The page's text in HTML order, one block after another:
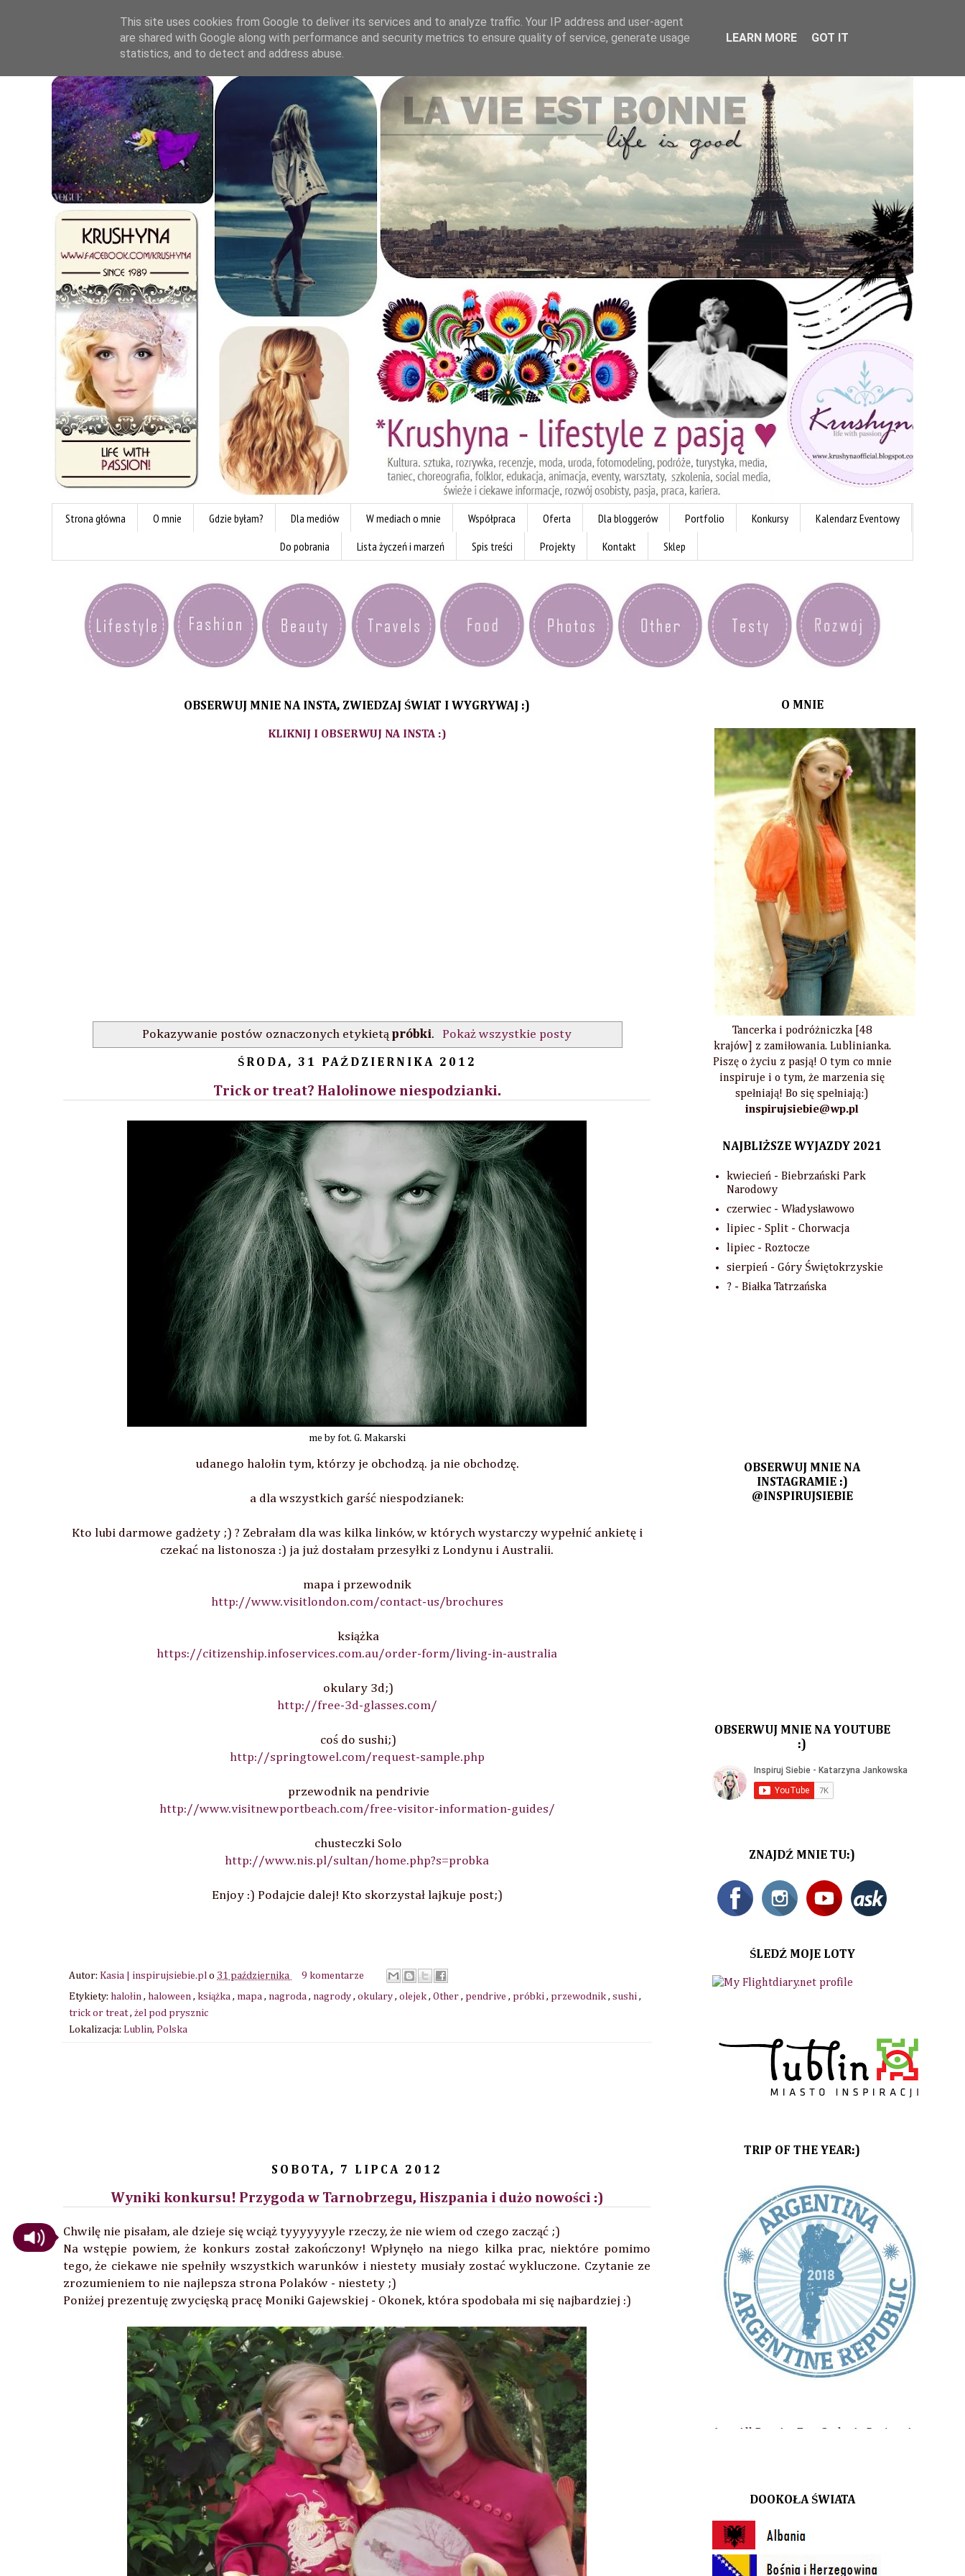
.
Strona główna O mnie Gdzie byłam? Dla mediów W mediach o mnie Współpraca Oferta Dla bloggerów Portfolio Konkursy
Kalendarz Eventowy
Do pobrania
Lista życzeń i marzeń Spis treści Projekty Kontakt Sklep
OBSERWUJ MNIE NA INSTA, ZWIEDZAJ ŚWIAT I WYGRYWAJ :)
KLIKNIJ I OBSERWUJ NA INSTA :)
Pokazywanie postów oznaczonych etykietą próbki. Pokaż wszystkie posty
ŚRODA, 31 PAŹDZIERNIKA 2012
Trick or treat? Halołinowe niespodzianki.
me by fot. G. Makarski
udanego halołin tym, którzy je obchodzą. ja nie obchodzę.
a dla wszystkich garść niespodzianek:
Kto lubi darmowe gadżety ;) ? Zebrałam dla was kilka linków, w których wystarczy wypełnić ankietę i
czekać na listonosza :) ja już dostałam przesyłki z Londynu i Australii.
mapa i przewodnik
http://www.visitlondon.com/contact-us/brochures
książka
https://citizenship.infoservices.com.au/order-form/living-in-australia
okulary 3d;)
http://free-3d-glasses.com/
coś do sushi;)
http://springtowel.com/request-sample.php
przewodnik na pendrivie
http://www.visitnewportbeach.com/free-visitor-information-guides/
chusteczki Solo
http://www.nis.pl/sultan/home.php?s=probka
Enjoy :) Podajcie dalej! Kto skorzystał lajkuje post;)
Autor: Kasia | inspirujsiebie.pl o 31 października 9 komentarze
Etykiety: halołin , haloween , książka , mapa , nagroda , nagrody , okulary , olejek , Other , pendrive , próbki , przewodnik , sushi ,
trick or treat, żel pod prysznic
Lokalizacja: Lublin, Polska
SOBOTA, 7 LIPCA 2012
Wyniki konkursu! Przygoda w Tarnobrzegu, Hiszpania i dużo nowości :)
Chwilę nie pisałam, ale dzieje się wciąż tyyyyyyyle rzeczy, że nie wiem od czego zacząć ;)
Na wstępie powiem, że konkurs został zakończony! Wpłynęło na niego kilka prac, niektóre pomimo
tego, że ciekawe nie spełniły wszystkich warunków i niestety musiały zostać wykluczone. Czytanie ze
zrozumieniem to nie najlepsza strona Polaków - niestety ;)
Poniżej prezentuję zwycięską pracę Moniki Gajewskiej - Okonek, która spodobała mi się najbardziej :)
O MNIE
Tancerka i podróżniczka [48
krajów] z zamiłowania. Lublinianka.
Piszę o życiu z pasją! O tym co mnie
inspiruje i o tym, że marzenia się
spełniają! Bo się spełniają:)
inspirujsiebie@wp.pl
NAJBLIŻSZE WYJAZDY 2021
kwiecień - Biebrzański Park
Narodowy
czerwiec - Władysławowo
lipiec - Split - Chorwacja
lipiec - Roztocze
sierpień - Góry Świętokrzyskie
? - Białka Tatrzańska
OBSERWUJ MNIE NA
INSTAGRAMIE :)
@INSPIRUJSIEBIE
OBSERWUJ MNIE NA YOUTUBE
:)
ZNAJDŹ MNIE TU:)
ŚLEDŹ MOJE LOTY
TRIP OF THE YEAR:)
Firmy i osoby z którymi współpracowałam: All Bag, AnaEme Style, At Design, Aqua Lublin, Arena Lublin,
DOOKOŁA ŚWIATA
This site uses cookies from Google to deliver its services and to analyze traffic. Your IP address and user-agent
are shared with Google along with performance and security metrics to ensure quality of service, generate usage
statistics, and to detect and address abuse.
LEARN MORE GOT IT